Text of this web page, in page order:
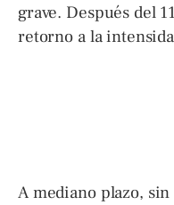
grave. Después del
retorno a la
A mediano plazo,